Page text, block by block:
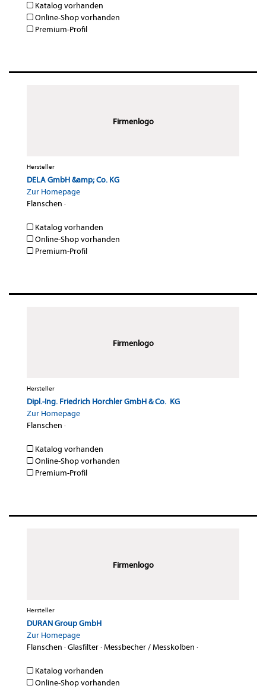
Katalog vorhanden
Online-Shop vorhanden
Premium-Profil
Firmenlogo
Hersteller
DELA GmbH &amp; Co. KG
Zur Homepage
Flanschen ·
Katalog vorhanden
Online-Shop vorhanden
Premium-Profil
Firmenlogo
Hersteller
Dipl.-Ing. Friedrich Horchler GmbH & Co. KG
Zur Homepage
Flanschen ·
Katalog vorhanden
Online-Shop vorhanden
Premium-Profil
Firmenlogo
Hersteller
DURAN Group GmbH
Zur Homepage
Flanschen ·Glasfilter·Messbecher / Messkolben ·
Katalog vorhanden
Online-Shop vorhanden